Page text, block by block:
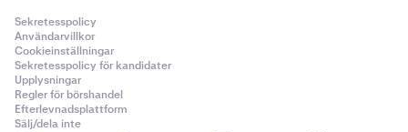
Sekretesspolicy
Användarvillkor
Cookieinställningar
Sekretesspolicy för kandidater
Upplysningar
Regler för börshandel
Efterlevnadsplattform
Sälj/dela inte